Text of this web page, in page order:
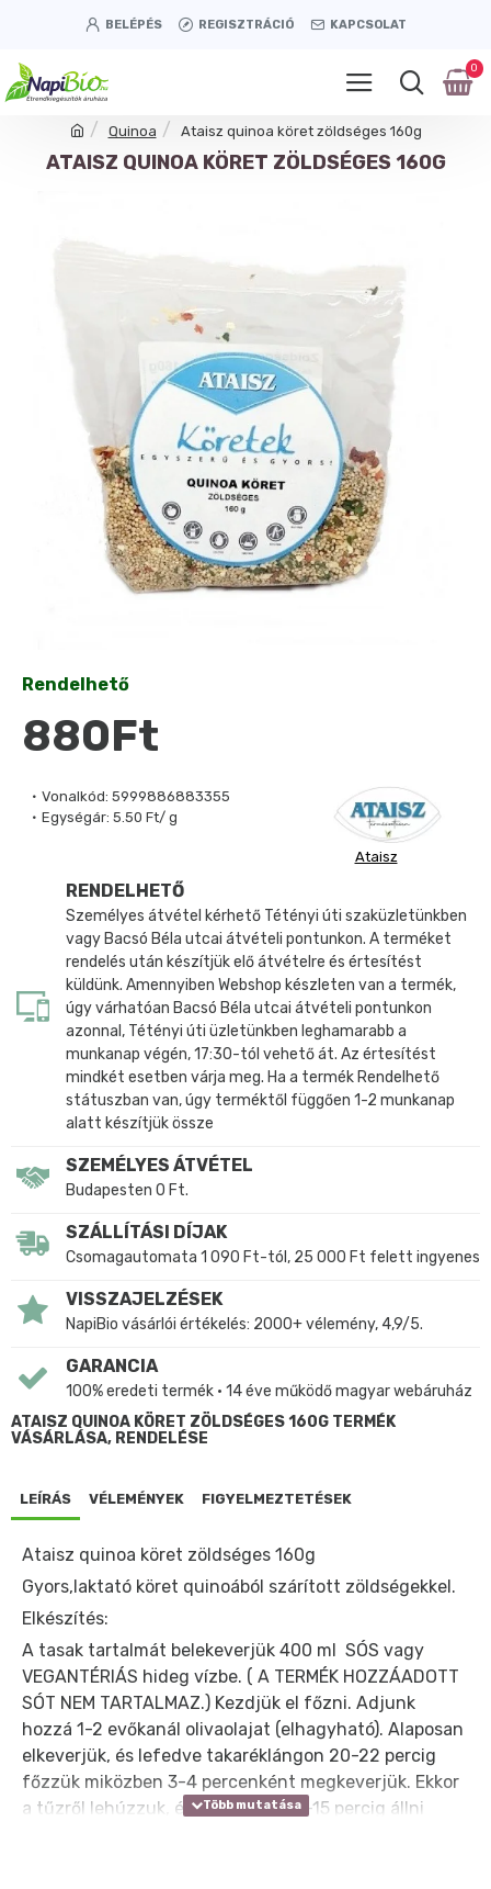
BELÉPÉS REGISZTRÁCIÓ KAPCSOLAT
0
Quinoa Ataisz quinoa köret zöldséges 160g
ATAISZ QUINOA KÖRET ZÖLDSÉGES 160G
Vonalkód: 5999886883355
Egységár: 5.50 Ft/ g
Ataisz
Rendelhető
880Ft
RENDELHETŐ
Személyes átvétel kérhető Tétényi úti szaküzletünkben
vagy Bacsó Béla utcai átvételi pontunkon. A terméket
rendelés után készítjük elő átvételre és értesítést
küldünk. Amennyiben Webshop készleten van a termék,
úgy várhatóan Bacsó Béla utcai átvételi pontunkon
azonnal, Tétényi úti üzletünkben leghamarabb a
munkanap végén, 17:30-tól vehető át. Az értesítést
mindkét esetben várja meg. Ha a termék Rendelhető
státuszban van, úgy terméktől függően 1-2 munkanap
alatt készítjük össze
SZEMÉLYES ÁTVÉTEL
Budapesten 0 Ft.
SZÁLLÍTÁSI DÍJAK
Csomagautomata 1 090 Ft-tól, 25 000 Ft felett ingyenes
VISSZAJELZÉSEK
NapiBio vásárlói értékelés: 2000+ vélemény, 4,9/5.
GARANCIA
100% eredeti termék • 14 éve működő magyar webáruház
ATAISZ QUINOA KÖRET ZÖLDSÉGES 160G TERMÉK
VÁSÁRLÁSA, RENDELÉSE
LEÍRÁS VÉLEMÉNYEK FIGYELMEZTETÉSEK
Ataisz quinoa köret zöldséges 160g
Gyors,laktató köret quinoából szárított zöldségekkel.
Elkészítés:
A tasak tartalmát belekeverjük 400 ml SÓS vagy
VEGANTÉRIÁS hideg vízbe. ( A TERMÉK HOZZÁADOTT
SÓT NEM TARTALMAZ.) Kezdjük el főzni. Adjunk
hozzá 1-2 evőkanál olivaolajat (elhagyható). Alaposan
elkeverjük, és lefedve takaréklángon 20-22 percig
főzzük miközben 3-4 percenként megkeverjük. Ekkor
a tűzről lehúzzuk, és lefedve (!) 10-15 percig állni